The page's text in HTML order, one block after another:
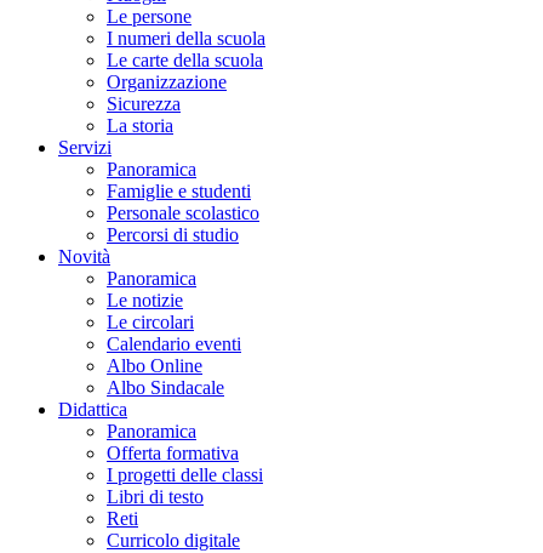
Le persone
I numeri della scuola
Le carte della scuola
Organizzazione
Sicurezza
La storia
Servizi
Panoramica
Famiglie e studenti
Personale scolastico
Percorsi di studio
Novità
Panoramica
Le notizie
Le circolari
Calendario eventi
Albo Online
Albo Sindacale
Didattica
Panoramica
Offerta formativa
I progetti delle classi
Libri di testo
Reti
Curricolo digitale